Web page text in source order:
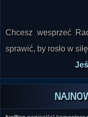
sprawić, by rosło w
napisał(a) komentarz